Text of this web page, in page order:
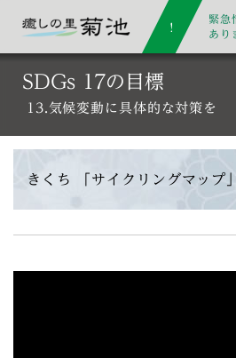
緊急
あり
SDGs 17の目標
13.気候変動に具体的な対策を
きくち 「サイクリングマップ